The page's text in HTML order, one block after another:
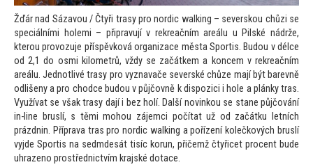
Žďár nad Sázavou / Čtyři trasy pro nordic walking – severskou chůzi se
speciálními holemi – připravují v rekreačním areálu u Pilské nádrže,
kterou provozuje příspěvková organizace města Sportis. Budou v délce
od 2,1 do osmi kilometrů, vždy se začátkem a koncem v rekreačním
areálu. Jednotlivé trasy pro vyznavače severské chůze mají být barevně
odlišeny a pro chodce budou v půjčovně k dispozici i hole a plánky tras.
Využívat se však trasy dají i bez holí. Další novinkou se stane půjčování
in-line bruslí, s těmi mohou zájemci počítat už od začátku letních
prázdnin. Příprava tras pro nordic walking a pořízení kolečkových bruslí
vyjde Sportis na sedmdesát tisíc korun, přičemž čtyřicet procent bude
uhrazeno prostřednictvím krajské dotace.